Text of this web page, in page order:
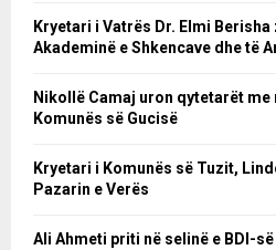
Kryetari i Vatrës Dr. Elmi
Akademinë e Shkencave dhe të
Nikollë Camaj uron qytetarët me
Komunës së Gucisë
Kryetari i Komunës së Tuzit,
Pazarin e Verës
Ali Ahmeti priti në selinë e BDI-